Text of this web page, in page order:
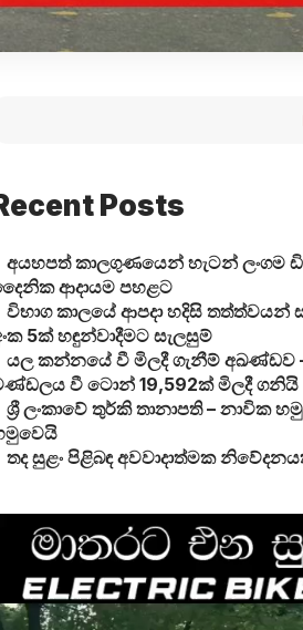
Posts
අයහපත් කාලගුණයෙන් හැටන් ලංගම
ආදායම පහළට
විභාග කාලයේ ආපදා හදිසි තත්ත්වයන්
5ක් හඳුන්වාදීමට සැලසුම්
යල කන්නයේ වී මිලදී ගැනීම් අඛණ්ඩව
වී ටොන් 19,592ක් මිලදී ගනියි
ශ්‍රී ලංකාවේ තුර්කි තානාපති – නාවික
තද සුළං පිළිබඳ අවවාදාත්මක
Video
Player